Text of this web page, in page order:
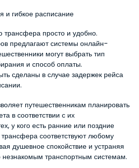
и гибкое расписание
трансфера просто и удобно.
предлагают системы онлайн-
могут выбрать тип
и способ оплаты.
сделаны в случае задержек рейса
путешественникам планировать
в соответствии с их
у кого есть ранние или поздние
трансфера соответствуют любому
душевное спокойствие и устраняя
незнакомым транспортным системам.